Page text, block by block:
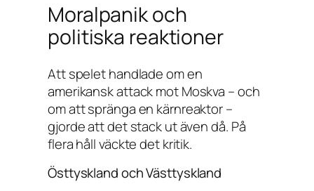
Moralpanik och
politiska reaktioner
Att spelet handlade om en
amerikansk attack mot Moskva – och
om att spränga en kärnreaktor –
gjorde att det stack ut även då. På
flera håll väckte det kritik.
Östtyskland och Västtyskland